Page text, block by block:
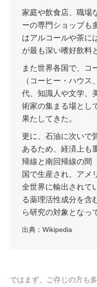
家庭や飲食店、職場
ーの専門ショップも
はアルコールや茶に
が最も深い嗜好飲料
また世界各国で、コ
（コーヒー・ハウ
代、知識人や文学、
術家の集まる場とし
果たしてきた。
更に、石油に次いで
あるため、経済上も
帰線と南回帰線の間
国で生産され、アメ
全世界に輸出されて
る薬理活性成分を含
ら研究の対象となっ
出典： Wikipedia
ではまず、ご存じの方も